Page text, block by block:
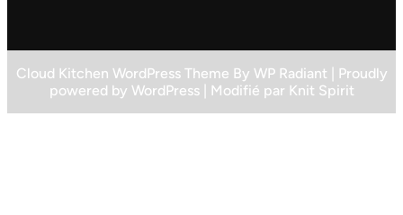
Cloud Kitchen WordPress Theme By WP Radiant | Proudly
powered by WordPress| Modifié par Knit Spirit